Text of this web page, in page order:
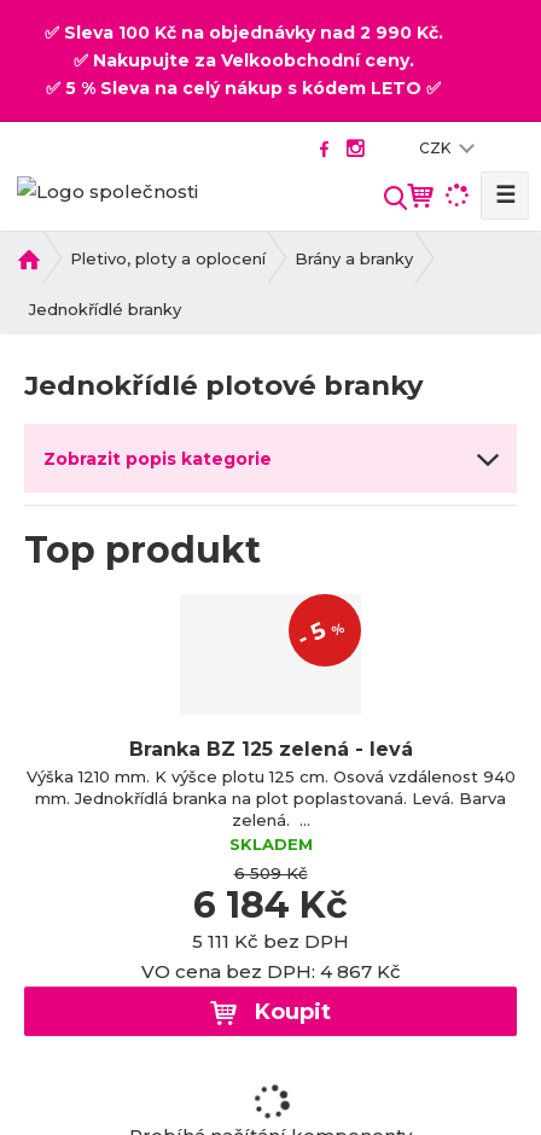
✅ Sleva 100 Kč na objednávky nad 2 990 Kč.
✅ Nakupujte za Velkoobchodní ceny.
✅ 5 % Sleva na celý nákup s kódem LETO ✅
CZK
V
h
a
t
☰
o
í
r
a
a
Pletivo, ploty a oplocení Brány a branky
Jednokřídlé branky
Jednokřídlé plotové branky
Zobrazit popis kategorie
Top produkt
-
5%
Branka BZ 125 zelená - levá
Výška 1210 mm. K výšce plotu 125 cm. Osová vzdálenost 940
mm. Jednokřídlá branka na plot poplastovaná. Levá. Barva
zelená. ...
SKLADEM
6 509 Kč
6 184 Kč
5 111 Kč bez DPH
VO cena bez DPH: 4 867 Kč
Koupit